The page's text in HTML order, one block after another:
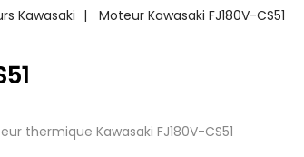
Kawasaki Moteur Kawasaki FJ180V-CS51
thermique Kawasaki FJ180V-CS51